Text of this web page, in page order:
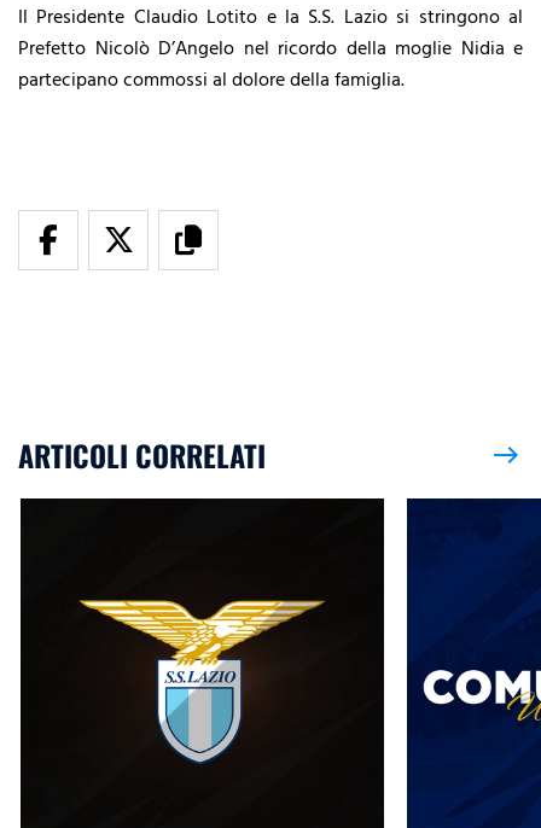
Il Presidente Claudio Lotito e la S.S. Lazio si stringono al
Prefetto Nicolò D’Angelo nel ricordo della moglie Nidia e
partecipano commossi al dolore della famiglia.
ARTICOLI CORRELATI east